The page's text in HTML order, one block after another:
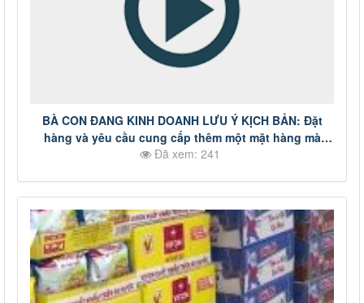
BÀ CON ĐANG KINH DOANH LƯU Ý KỊCH BẢN: Đặt
hàng và yêu cầu cung cấp thêm một mặt hàng mà
chúng ta không có kinh doanh
Đã xem: 241